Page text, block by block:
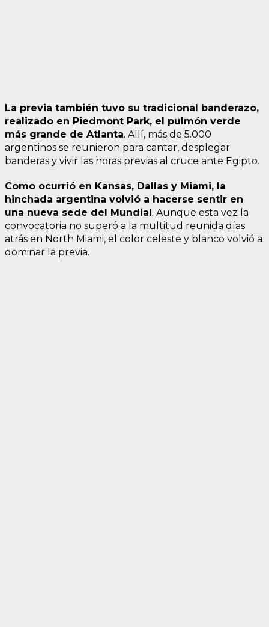
La previa también tuvo su tradicional banderazo,
realizado en Piedmont Park, el pulmón verde
más grande de Atlanta. Allí, más de 5.000
argentinos se reunieron para cantar, desplegar
banderas y vivir las horas previas al cruce ante Egipto.
Como ocurrió en Kansas, Dallas y Miami, la
hinchada argentina volvió a hacerse sentir en
una nueva sede del Mundial . Aunque esta vez la
convocatoria no superó a la multitud reunida días
atrás en North Miami, el color celeste y blanco volvió a
dominar la previa.